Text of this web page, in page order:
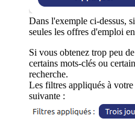
Dans l'exemple ci-dessus,
seules les offres d'emploi
Si vous obtenez trop peu
certains mots-clés ou
recherche.
Les filtres appliqués à
suivante :